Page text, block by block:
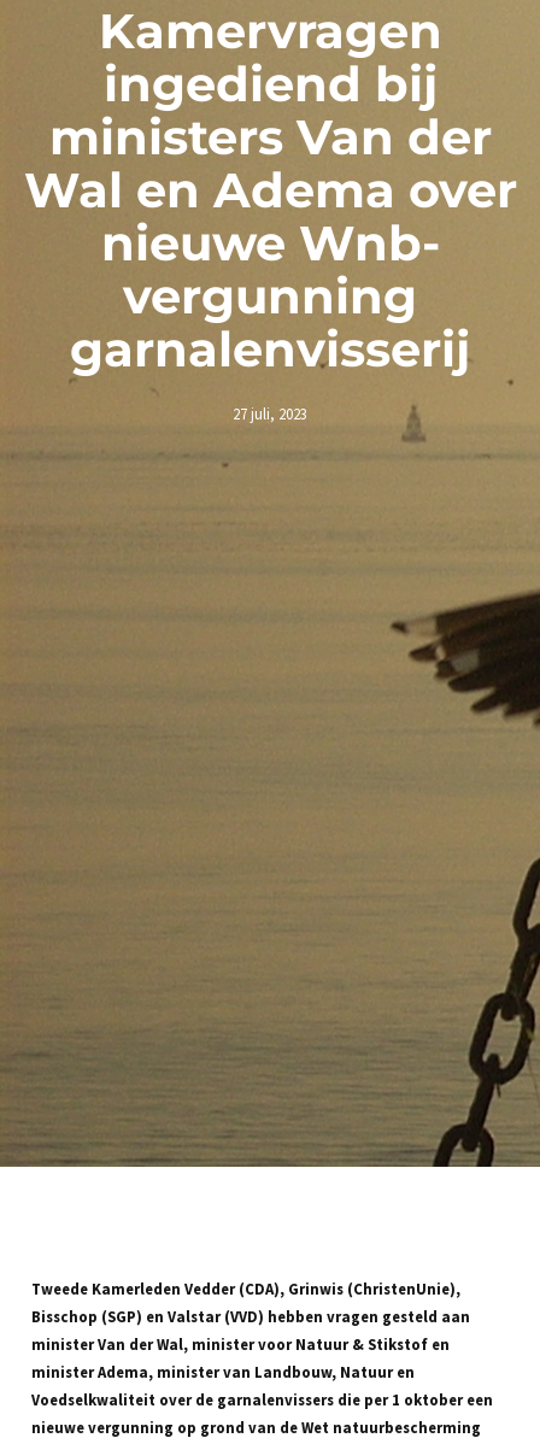
Kamervragen
ingediend bij
ministers Van der
Wal en Adema over
nieuwe Wnb-
vergunning
garnalenvisserij
27 juli, 2023
Tweede Kamerleden Vedder (CDA), Grinwis (ChristenUnie),
Bisschop (SGP) en Valstar (VVD) hebben vragen gesteld aan
minister Van der Wal, minister voor Natuur & Stikstof en
minister Adema, minister van Landbouw, Natuur en
Voedselkwaliteit over de garnalenvissers die per 1 oktober een
nieuwe vergunning op grond van de Wet natuurbescherming